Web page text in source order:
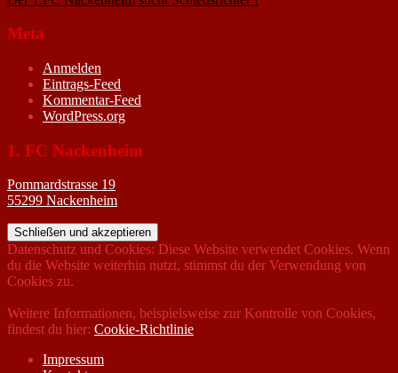
Meta
Anmelden
Eintrags-Feed
Kommentar-Feed
WordPress.org
1. FC Nackenheim
Pommardstrasse 19
55299 Nackenheim
Datenschutz und Cookies: Diese Website verwendet Cookies. Wenn
du die Website weiterhin nutzt, stimmst du der Verwendung von
Cookies zu.
Weitere Informationen, beispielsweise zur Kontrolle von Cookies,
findest du hier: Cookie-Richtlinie
Impressum